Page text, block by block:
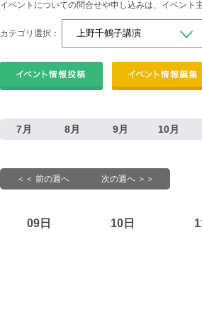
イベントについての問合せや申し込みは、イベント
カテゴリ選択：
7月 8月 9月 10月
＜＜ 前の週へ 次の週へ ＞＞
09日 10日